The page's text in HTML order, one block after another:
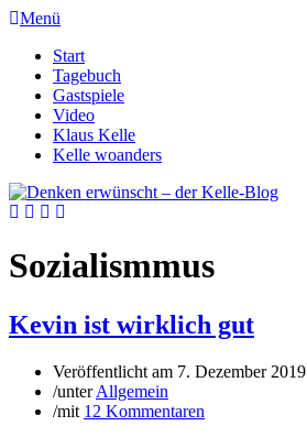
Menü
Start
Tagebuch
Gastspiele
Video
Klaus Kelle
Kelle woanders
Sozialismmus
Kevin ist wirklich gut
Veröffentlicht am 7. Dezember 2019
/unterAllgemein
/mit 12 Kommentaren